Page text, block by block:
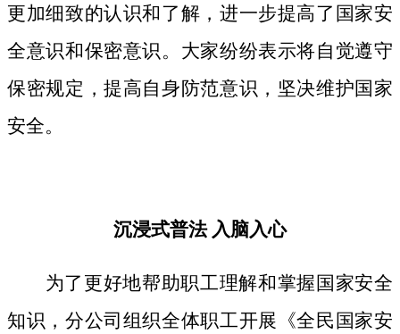
更加细致的认识和了解，进一步提高了国家安
全意识和保密意识。大家纷纷表示将自觉遵守
保密规定，提高自身防范意识，坚决维护国家
安全。
沉浸式普法 入脑入心
为了更好地帮助职工理解和掌握国家安全
知识，分公司组织全体职工开展《全民国家安